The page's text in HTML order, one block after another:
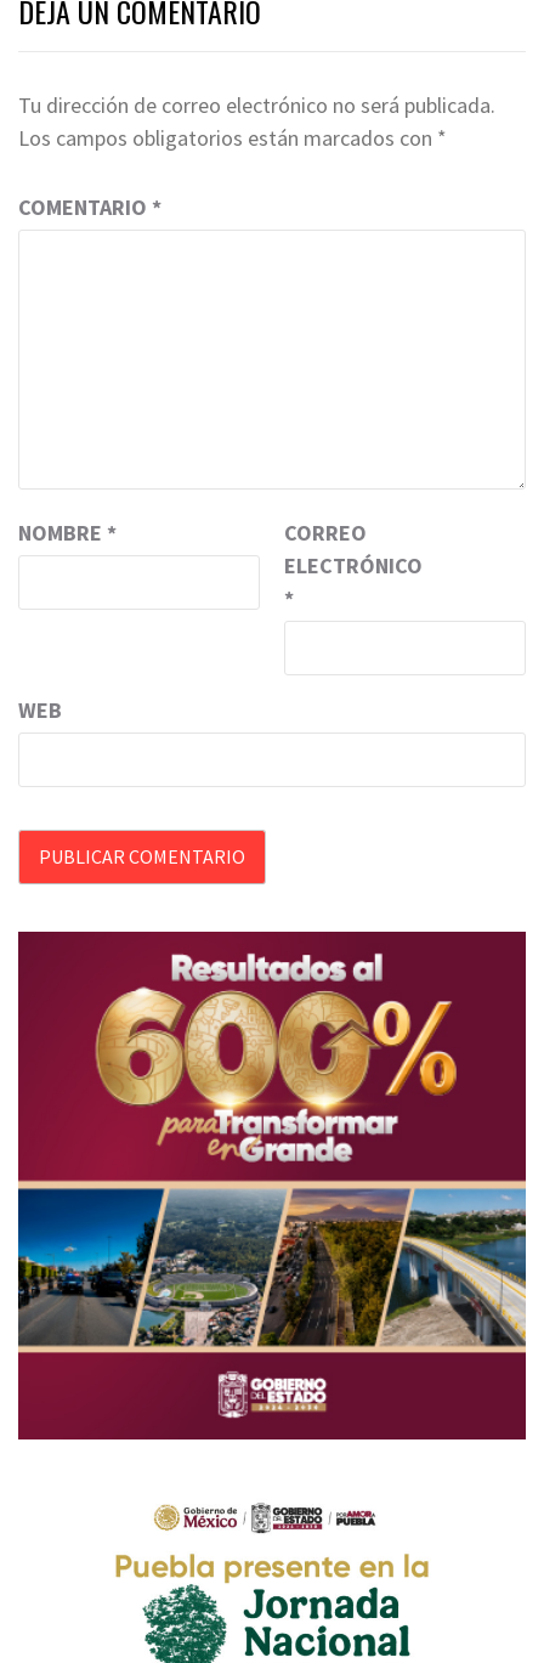
DEJA UN COMENTARIO
Tu dirección de correo electrónico no será publicada.
Los campos obligatorios están marcados con *
COMENTARIO *
NOMBRE *
CORREO
ELECTRÓNICO
*
WEB